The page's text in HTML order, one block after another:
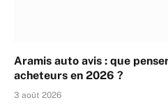
Aramis auto avis : que
acheteurs en 2026 ?
3 août 2026